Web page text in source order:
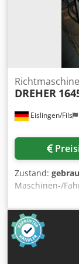
Eislingen/Fils
Richtmaschine
DREHER
Zustand:
Maschinen-/
max.: 130 mm
Richtwalzen: 5
Chjdpfxjcxxx
0,4 t
mit